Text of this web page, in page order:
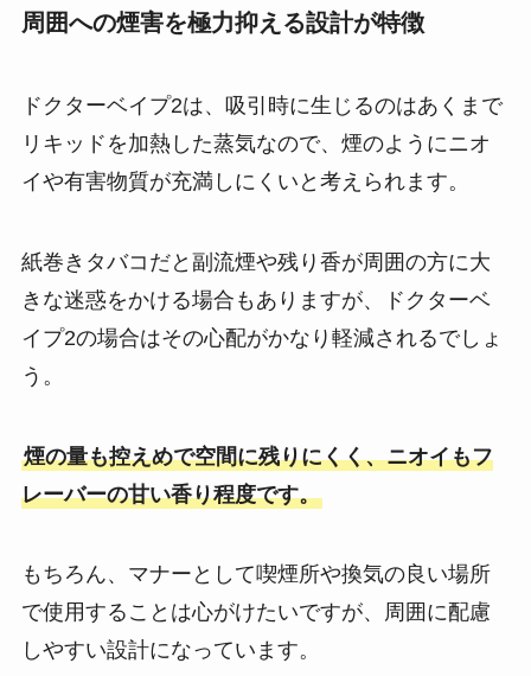
周囲への煙害を極力抑える設計が特徴
ドクターベイプ2は、吸引時に生じるのはあくまで
リキッドを加熱した蒸気なので、煙のようにニオ
イや有害物質が充満しにくいと考えられます。
紙巻きタバコだと副流煙や残り香が周囲の方に大
きな迷惑をかける場合もありますが、ドクターベ
イプ2の場合はその心配がかなり軽減されるでしょ
う。
煙の量も控えめで空間に残りにくく、ニオイもフ
レーバーの甘い香り程度です。
もちろん、マナーとして喫煙所や換気の良い場所
で使用することは心がけたいですが、周囲に配慮
しやすい設計になっています。